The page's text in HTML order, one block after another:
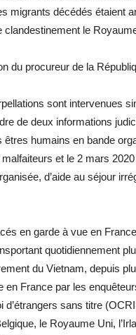
migrants décédés étaient
le
du procureur de la
sont intervenues
de deux informations
humains en bande
et le 2 mars
d’aide au séjour
en garde à vue en
quotidiennement
du Vietnam, depuis
en France par les
d’étrangers sans titre
le Royaume Uni,